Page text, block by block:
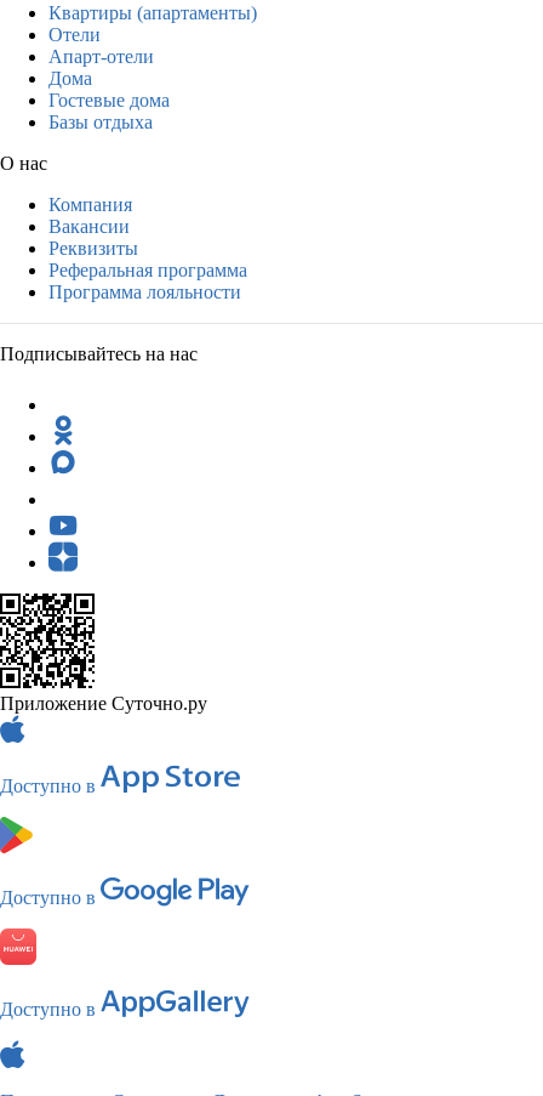
Квартиры (апартаменты)
Отели
Апарт-отели
Дома
Гостевые дома
Базы отдыха
О нас
Компания
Вакансии
Реквизиты
Реферальная программа
Программа лояльности
Подписывайтесь на нас
Приложение Суточно.ру
Доступно в
Доступно в
Доступно в